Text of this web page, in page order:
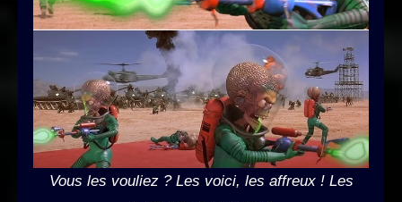
Vous les vouliez ? Les voici, les affreux ! Les